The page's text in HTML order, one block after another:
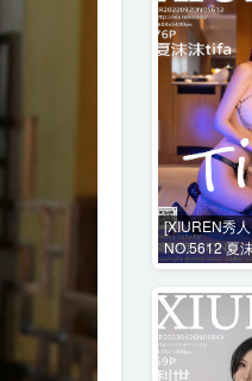
[XIUREN秀
NO.5612 夏
704MB]